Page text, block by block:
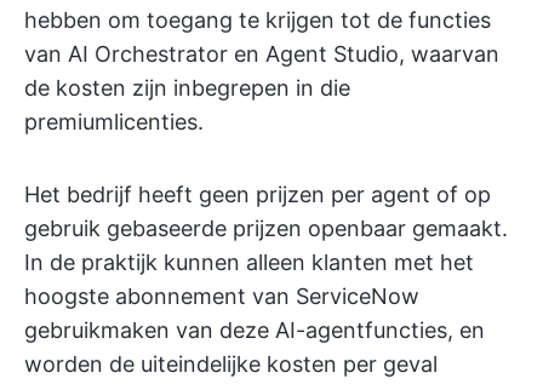
hebben om toegang te krijgen tot de functies
van AI Orchestrator en Agent Studio, waarvan
de kosten zijn inbegrepen in die
premiumlicenties.
Het bedrijf heeft geen prijzen per agent of op
gebruik gebaseerde prijzen openbaar gemaakt.
In de praktijk kunnen alleen klanten met het
hoogste abonnement van ServiceNow
gebruikmaken van deze AI-agentfuncties, en
worden de uiteindelijke kosten per geval